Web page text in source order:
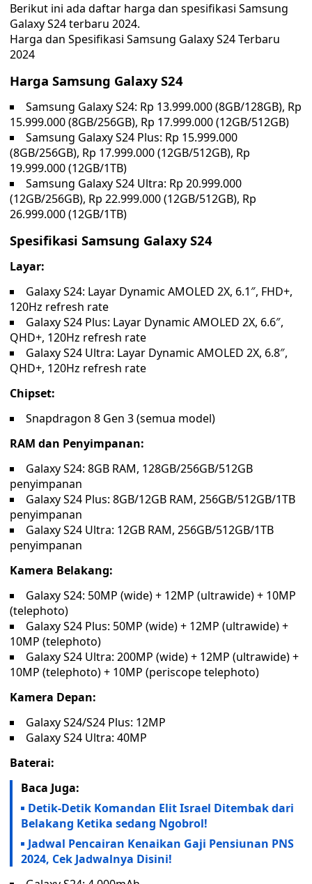
Berikut ini ada daftar harga dan spesifikasi Samsung
Galaxy S24 terbaru 2024.
Harga dan Spesifikasi Samsung Galaxy S24 Terbaru
2024
Harga Samsung Galaxy S24
Samsung Galaxy S24: Rp 13.999.000 (8GB/128GB), Rp
15.999.000 (8GB/256GB), Rp 17.999.000 (12GB/512GB)
Samsung Galaxy S24 Plus: Rp 15.999.000
(8GB/256GB), Rp 17.999.000 (12GB/512GB), Rp
19.999.000 (12GB/1TB)
Samsung Galaxy S24 Ultra: Rp 20.999.000
(12GB/256GB), Rp 22.999.000 (12GB/512GB), Rp
26.999.000 (12GB/1TB)
Spesifikasi Samsung Galaxy S24
Layar:
Galaxy S24: Layar Dynamic AMOLED 2X, 6.1″, FHD+,
120Hz refresh rate
Galaxy S24 Plus: Layar Dynamic AMOLED 2X, 6.6″,
QHD+, 120Hz refresh rate
Galaxy S24 Ultra: Layar Dynamic AMOLED 2X, 6.8″,
QHD+, 120Hz refresh rate
Chipset:
Snapdragon 8 Gen 3 (semua model)
RAM dan Penyimpanan:
Galaxy S24: 8GB RAM, 128GB/256GB/512GB
penyimpanan
Galaxy S24 Plus: 8GB/12GB RAM, 256GB/512GB/1TB
penyimpanan
Galaxy S24 Ultra: 12GB RAM, 256GB/512GB/1TB
penyimpanan
Kamera Belakang:
Galaxy S24: 50MP (wide) + 12MP (ultrawide) + 10MP
(telephoto)
Galaxy S24 Plus: 50MP (wide) + 12MP (ultrawide) +
10MP (telephoto)
Galaxy S24 Ultra: 200MP (wide) + 12MP (ultrawide) +
10MP (telephoto) + 10MP (periscope telephoto)
Kamera Depan:
Galaxy S24/S24 Plus: 12MP
Galaxy S24 Ultra: 40MP
Baterai:
Baca Juga:
Detik-Detik Komandan Elit Israel Ditembak dari
Belakang Ketika sedang Ngobrol!
Jadwal Pencairan Kenaikan Gaji Pensiunan PNS
2024, Cek Jadwalnya Disini!